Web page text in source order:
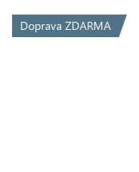
Doprava ZDARMA